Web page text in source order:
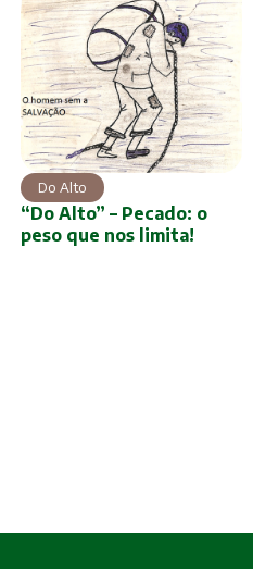
Do Alto
“Do Alto” – Pecado: o
peso que nos limita!